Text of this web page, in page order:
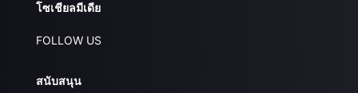
โซเชียลมีเดีย
FOLLOW US
สนับสนุน